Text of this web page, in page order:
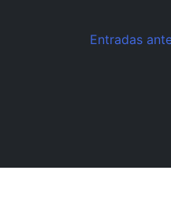
Entradas